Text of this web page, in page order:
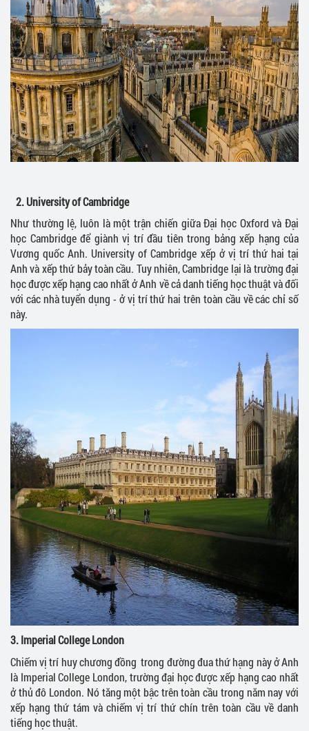
2. University of Cambridge
Như thường lệ, luôn là một trận chiến giữa Đại học Oxford và Đại
học Cambridge để giành vị trí đầu tiên trong bảng xếp hạng của
Vương quốc Anh. University of Cambridge xếp ở vị trí thứ hai tại
Anh và xếp thứ bảy toàn cầu. Tuy nhiên, Cambridge lại là trường đại
học được xếp hạng cao nhất ở Anh về cả danh tiếng học thuật và đối
với các nhà tuyển dụng - ở vị trí thứ hai trên toàn cầu về các chỉ số
này.
3. Imperial College London
Chiếm vị trí huy chương đồng trong đường đua thứ hạng này ở Anh
là Imperial College London, trường đại học được xếp hạng cao nhất
ở thủ đô London. Nó tăng một bậc trên toàn cầu trong năm nay với
xếp hạng thứ tám và chiếm vị trí thứ chín trên toàn cầu về danh
tiếng học thuật.